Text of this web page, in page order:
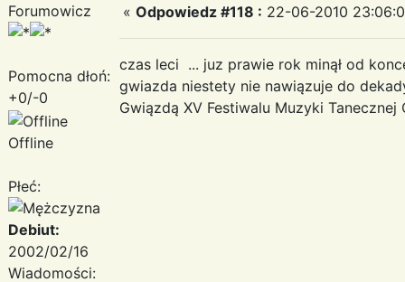
Forumowicz
Pomocna dłoń:
+0/-0
Offline
Płeć:
Debiut:
2002/02/16
Wiadomości:
« Odpowiedz #118 : 22-06-2010
czas leci ... juz prawie rok minął od
gwiazda niestety nie nawiązuje do
Gwiązdą XV Festiwalu Muzyki Tanecznej